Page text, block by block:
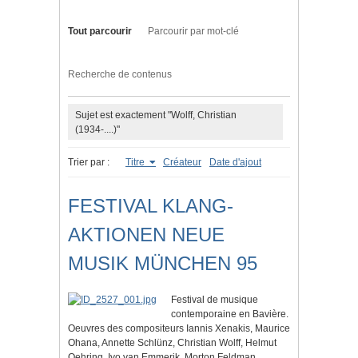
Tout parcourir Parcourir par mot-clé
Recherche de contenus
Sujet est exactement "Wolff, Christian
(1934-....)"
Trier par : Titre Créateur Date d'ajout
FESTIVAL KLANG-
AKTIONEN NEUE
MUSIK MÜNCHEN 95
Festival de musique
contemporaine en Bavière.
Oeuvres des compositeurs Iannis Xenakis, Maurice
Ohana, Annette Schlünz, Christian Wolff, Helmut